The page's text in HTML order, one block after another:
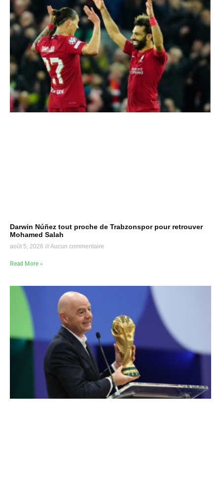
Darwin Núñez tout proche de Trabzonspor pour retrouver
Mohamed Salah
août 5, 2026 Aucun commentaire
Read More »